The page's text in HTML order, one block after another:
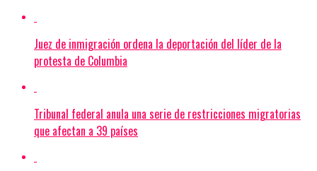
Juez de inmigración ordena la deportación del líder de la
protesta de Columbia
Tribunal federal anula una serie de restricciones migratorias
que afectan a 39 países